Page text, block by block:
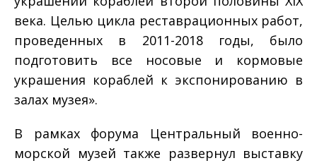
века. Целью цикла реставрационных работ,
проведенных в 2011-2018 годы, было
подготовить все носовые и кормовые
украшения кораблей к экспонированию в
залах музея».
В рамках форума Центральный военно-
морской музей также развернул выставку